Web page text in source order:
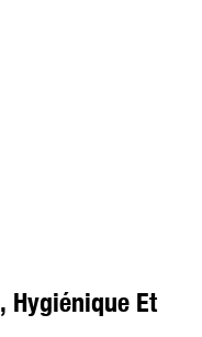
Hygiénique Et